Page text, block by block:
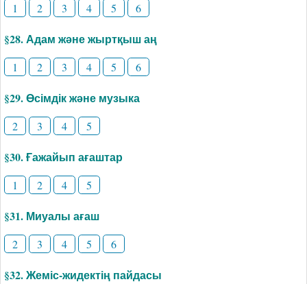
1 2 3 4 5 6
§28. Адам және жыртқыш аң
1 2 3 4 5 6
§29. Өсімдік және музыка
2 3 4 5
§30. Ғажайып ағаштар
1 2 4 5
§31. Миуалы ағаш
2 3 4 5 6
§32. Жеміс-жидектің пайдасы